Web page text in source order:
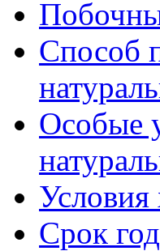
Способ
Особые
Условия
Срок